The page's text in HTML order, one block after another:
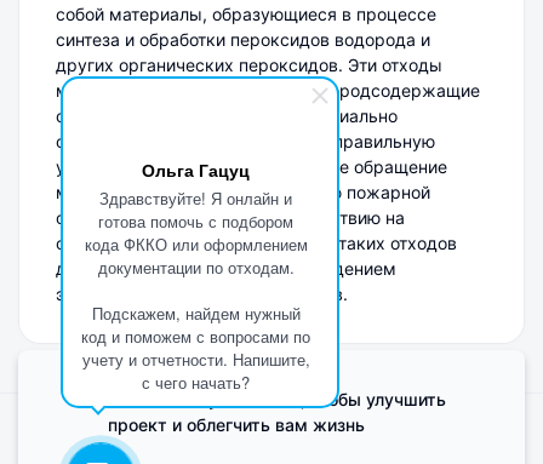
Ольга Гацуц
Здравствуйте! Я онлайн и
готова помочь с подбором
кода ФККО или оформлением
документации по отходам.
Подскажем, найдем нужный
код и поможем с вопросами по
учету и отчетности. Напишите,
с чего начать?
собой материалы, образующиеся в процессе
синтеза и обработки пероксидов водорода и
других органических пероксидов. Эти отходы
могут содержать активные кислородсодержащие
соединения, что делает их потенциально
опасными. Важно обеспечить их правильную
утилизацию, так как неправильное обращение
может привести к возникновению пожарной
опасности и негативному воздействию на
окружающую среду. Утилизация таких отходов
должна осуществляться с соблюдением
экологических норм и стандартов.
Поделиться мнением о сайте
Мы используем Cookie, чтобы улучшить
проект и облегчить вам жизнь